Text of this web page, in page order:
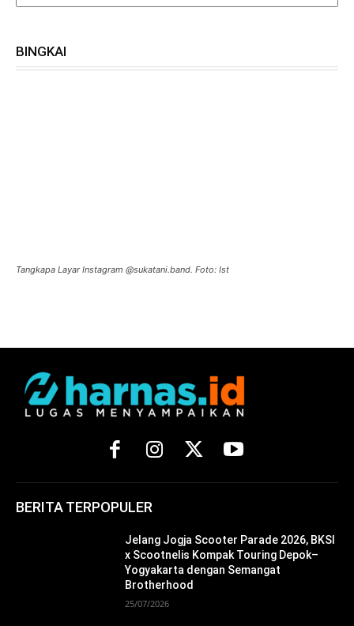
BINGKAI
Tangkapa Layar Instagram @sukatani.band. Foto: Ist
BERITA TERPOPULER
Jelang Jogja Scooter Parade 2026, BKSI
x Scootnelis Kompak Touring Depok–
Yogyakarta dengan Semangat
Brotherhood
25/07/2026